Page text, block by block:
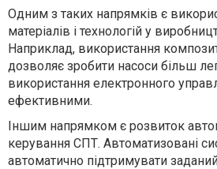
Одним з таких напрямків є
матеріалів і технологій у
Наприклад, використання
дозволяє зробити насоси більш
використання електронного
ефективними.
Іншим напрямком є розвиток
керування СПТ. Автоматизовані
автоматично підтримувати